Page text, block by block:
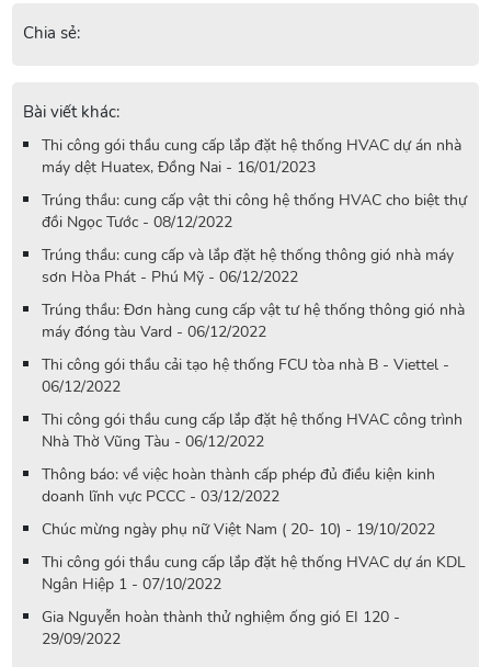
Chia sẻ:
Bài viết khác:
Thi công gói thầu cung cấp lắp đặt hệ thống HVAC dự án nhà
máy dệt Huatex, Đồng Nai - 16/01/2023
Trúng thầu: cung cấp vật thi công hệ thống HVAC cho biệt thự
đồi Ngọc Tước - 08/12/2022
Trúng thầu: cung cấp và lắp đặt hệ thống thông gió nhà máy
sơn Hòa Phát - Phú Mỹ - 06/12/2022
Trúng thầu: Đơn hàng cung cấp vật tư hệ thống thông gió nhà
máy đóng tàu Vard - 06/12/2022
Thi công gói thầu cải tạo hệ thống FCU tòa nhà B - Viettel -
06/12/2022
Thi công gói thầu cung cấp lắp đặt hệ thống HVAC công trình
Nhà Thờ Vũng Tàu - 06/12/2022
Thông báo: về việc hoàn thành cấp phép đủ điều kiện kinh
doanh lĩnh vực PCCC - 03/12/2022
Chúc mừng ngày phụ nữ Việt Nam ( 20- 10) - 19/10/2022
Thi công gói thầu cung cấp lắp đặt hệ thống HVAC dự án KDL
Ngân Hiệp 1 - 07/10/2022
Gia Nguyễn hoàn thành thử nghiệm ống gió EI 120 -
29/09/2022